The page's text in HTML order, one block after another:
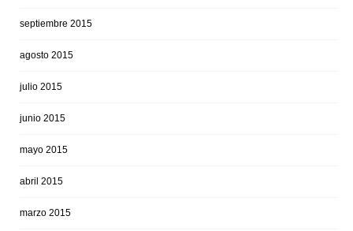
septiembre 2015
agosto 2015
julio 2015
junio 2015
mayo 2015
abril 2015
marzo 2015